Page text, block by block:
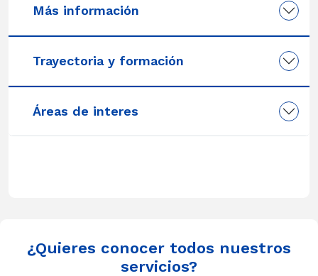
Más información
Trayectoria y formación
Áreas de interes
¿Quieres conocer todos nuestros
servicios?